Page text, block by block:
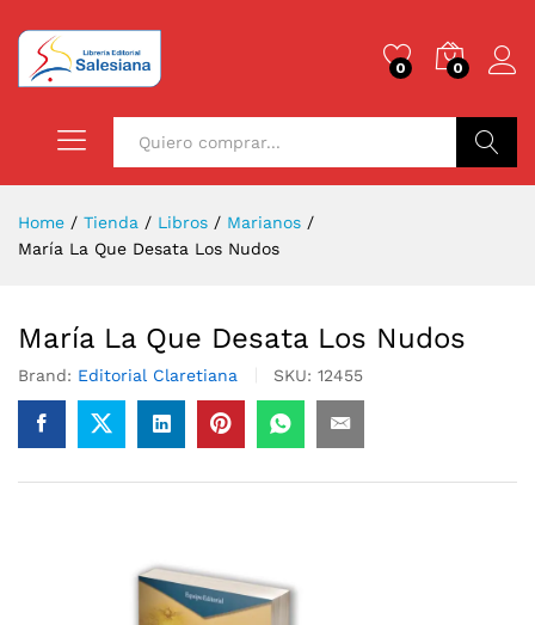
0 0
Home / Tienda / Libros / Marianos /
María La Que Desata Los Nudos
María La Que Desata Los Nudos
Brand: Editorial Claretiana SKU: 12455